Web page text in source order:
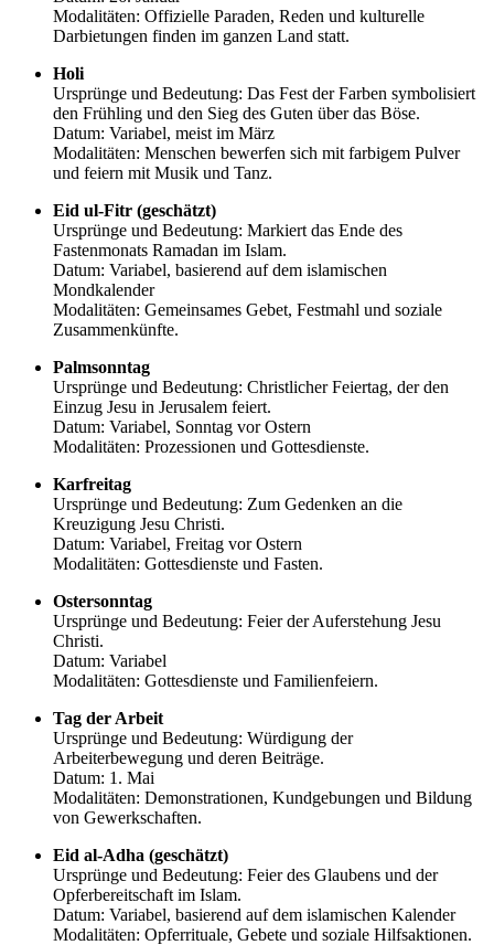
Modalitäten: Offizielle Paraden, Reden und kulturelle
Darbietungen finden im ganzen Land statt.
Holi
Ursprünge und Bedeutung: Das Fest der Farben symbolisiert
den Frühling und den Sieg des Guten über das Böse.
Datum: Variabel, meist im März
Modalitäten: Menschen bewerfen sich mit farbigem Pulver
und feiern mit Musik und Tanz.
Eid ul-Fitr (geschätzt)
Ursprünge und Bedeutung: Markiert das Ende des
Fastenmonats Ramadan im Islam.
Datum: Variabel, basierend auf dem islamischen
Mondkalender
Modalitäten: Gemeinsames Gebet, Festmahl und soziale
Zusammenkünfte.
Palmsonntag
Ursprünge und Bedeutung: Christlicher Feiertag, der den
Einzug Jesu in Jerusalem feiert.
Datum: Variabel, Sonntag vor Ostern
Modalitäten: Prozessionen und Gottesdienste.
Karfreitag
Ursprünge und Bedeutung: Zum Gedenken an die
Kreuzigung Jesu Christi.
Datum: Variabel, Freitag vor Ostern
Modalitäten: Gottesdienste und Fasten.
Ostersonntag
Ursprünge und Bedeutung: Feier der Auferstehung Jesu
Christi.
Datum: Variabel
Modalitäten: Gottesdienste und Familienfeiern.
Tag der Arbeit
Ursprünge und Bedeutung: Würdigung der
Arbeiterbewegung und deren Beiträge.
Datum: 1. Mai
Modalitäten: Demonstrationen, Kundgebungen und Bildung
von Gewerkschaften.
Eid al-Adha (geschätzt)
Ursprünge und Bedeutung: Feier des Glaubens und der
Opferbereitschaft im Islam.
Datum: Variabel, basierend auf dem islamischen Kalender
Modalitäten: Opferrituale, Gebete und soziale Hilfsaktionen.